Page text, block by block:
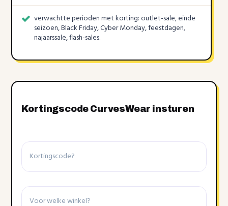
verwachtte perioden met korting: outlet-sale, einde
seizoen, Black Friday, Cyber Monday, feestdagen,
najaarssale, flash-sales.
Kortingscode CurvesWear insturen
Kortingscode
Winkel